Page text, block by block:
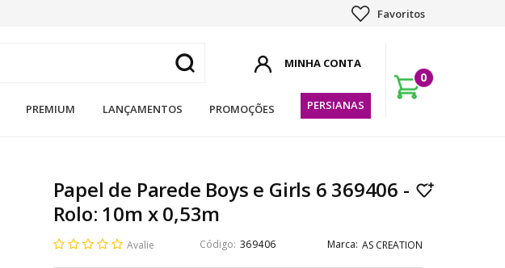
Favoritos
PREMIUM LANÇAMENTOS PROMOÇÕES PERSIANAS
0
Papel de Parede Boys e Girls 6 369406 -
Rolo: 10m x 0,53m
Avalie 369406 AS CREATION